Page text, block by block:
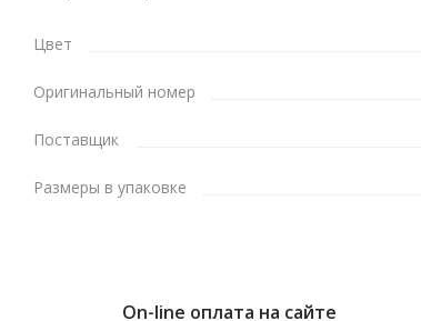
Цвет
Оригинальный номер
Поставщик
Размеры в упаковке
On-line оплата на сайте